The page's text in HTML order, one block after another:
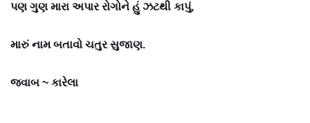
પણ ગુણ મારા અપાર રોગોને હું ઝટથી કાપું,
મારું નામ બતાવો ચતુર સુજાણ.
જવાબ ~ કારેલા